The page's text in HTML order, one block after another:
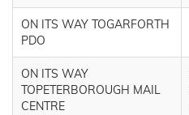
ON ITS WAY TOGARFORTH
PDO
ON ITS WAY
TOPETERBOROUGH MAIL
CENTRE